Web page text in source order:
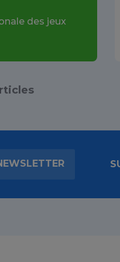
des jeux